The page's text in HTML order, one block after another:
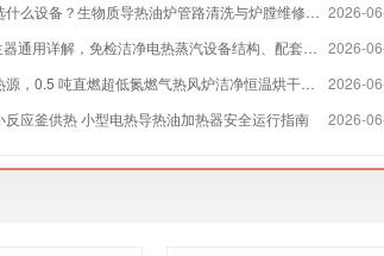
2026-
么设备？生物质导热油炉管路清洗与炉膛维修实体厂家
2026-
用详解，免检洁净电热蒸汽设备结构、配套与维保全指南
2026-
，0.5 吨直燃超低氮燃气热风炉洁净恒温烘干方案
2026-
反应釜供热 小型电热导热油加热器安全运行指南